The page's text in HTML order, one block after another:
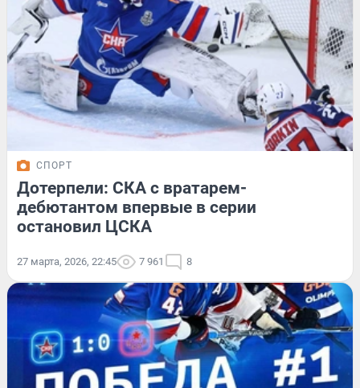
СПОРТ
Дотерпели: СКА с вратарем-
дебютантом впервые в серии
остановил ЦСКА
27 марта, 2026, 22:45 7 961 8